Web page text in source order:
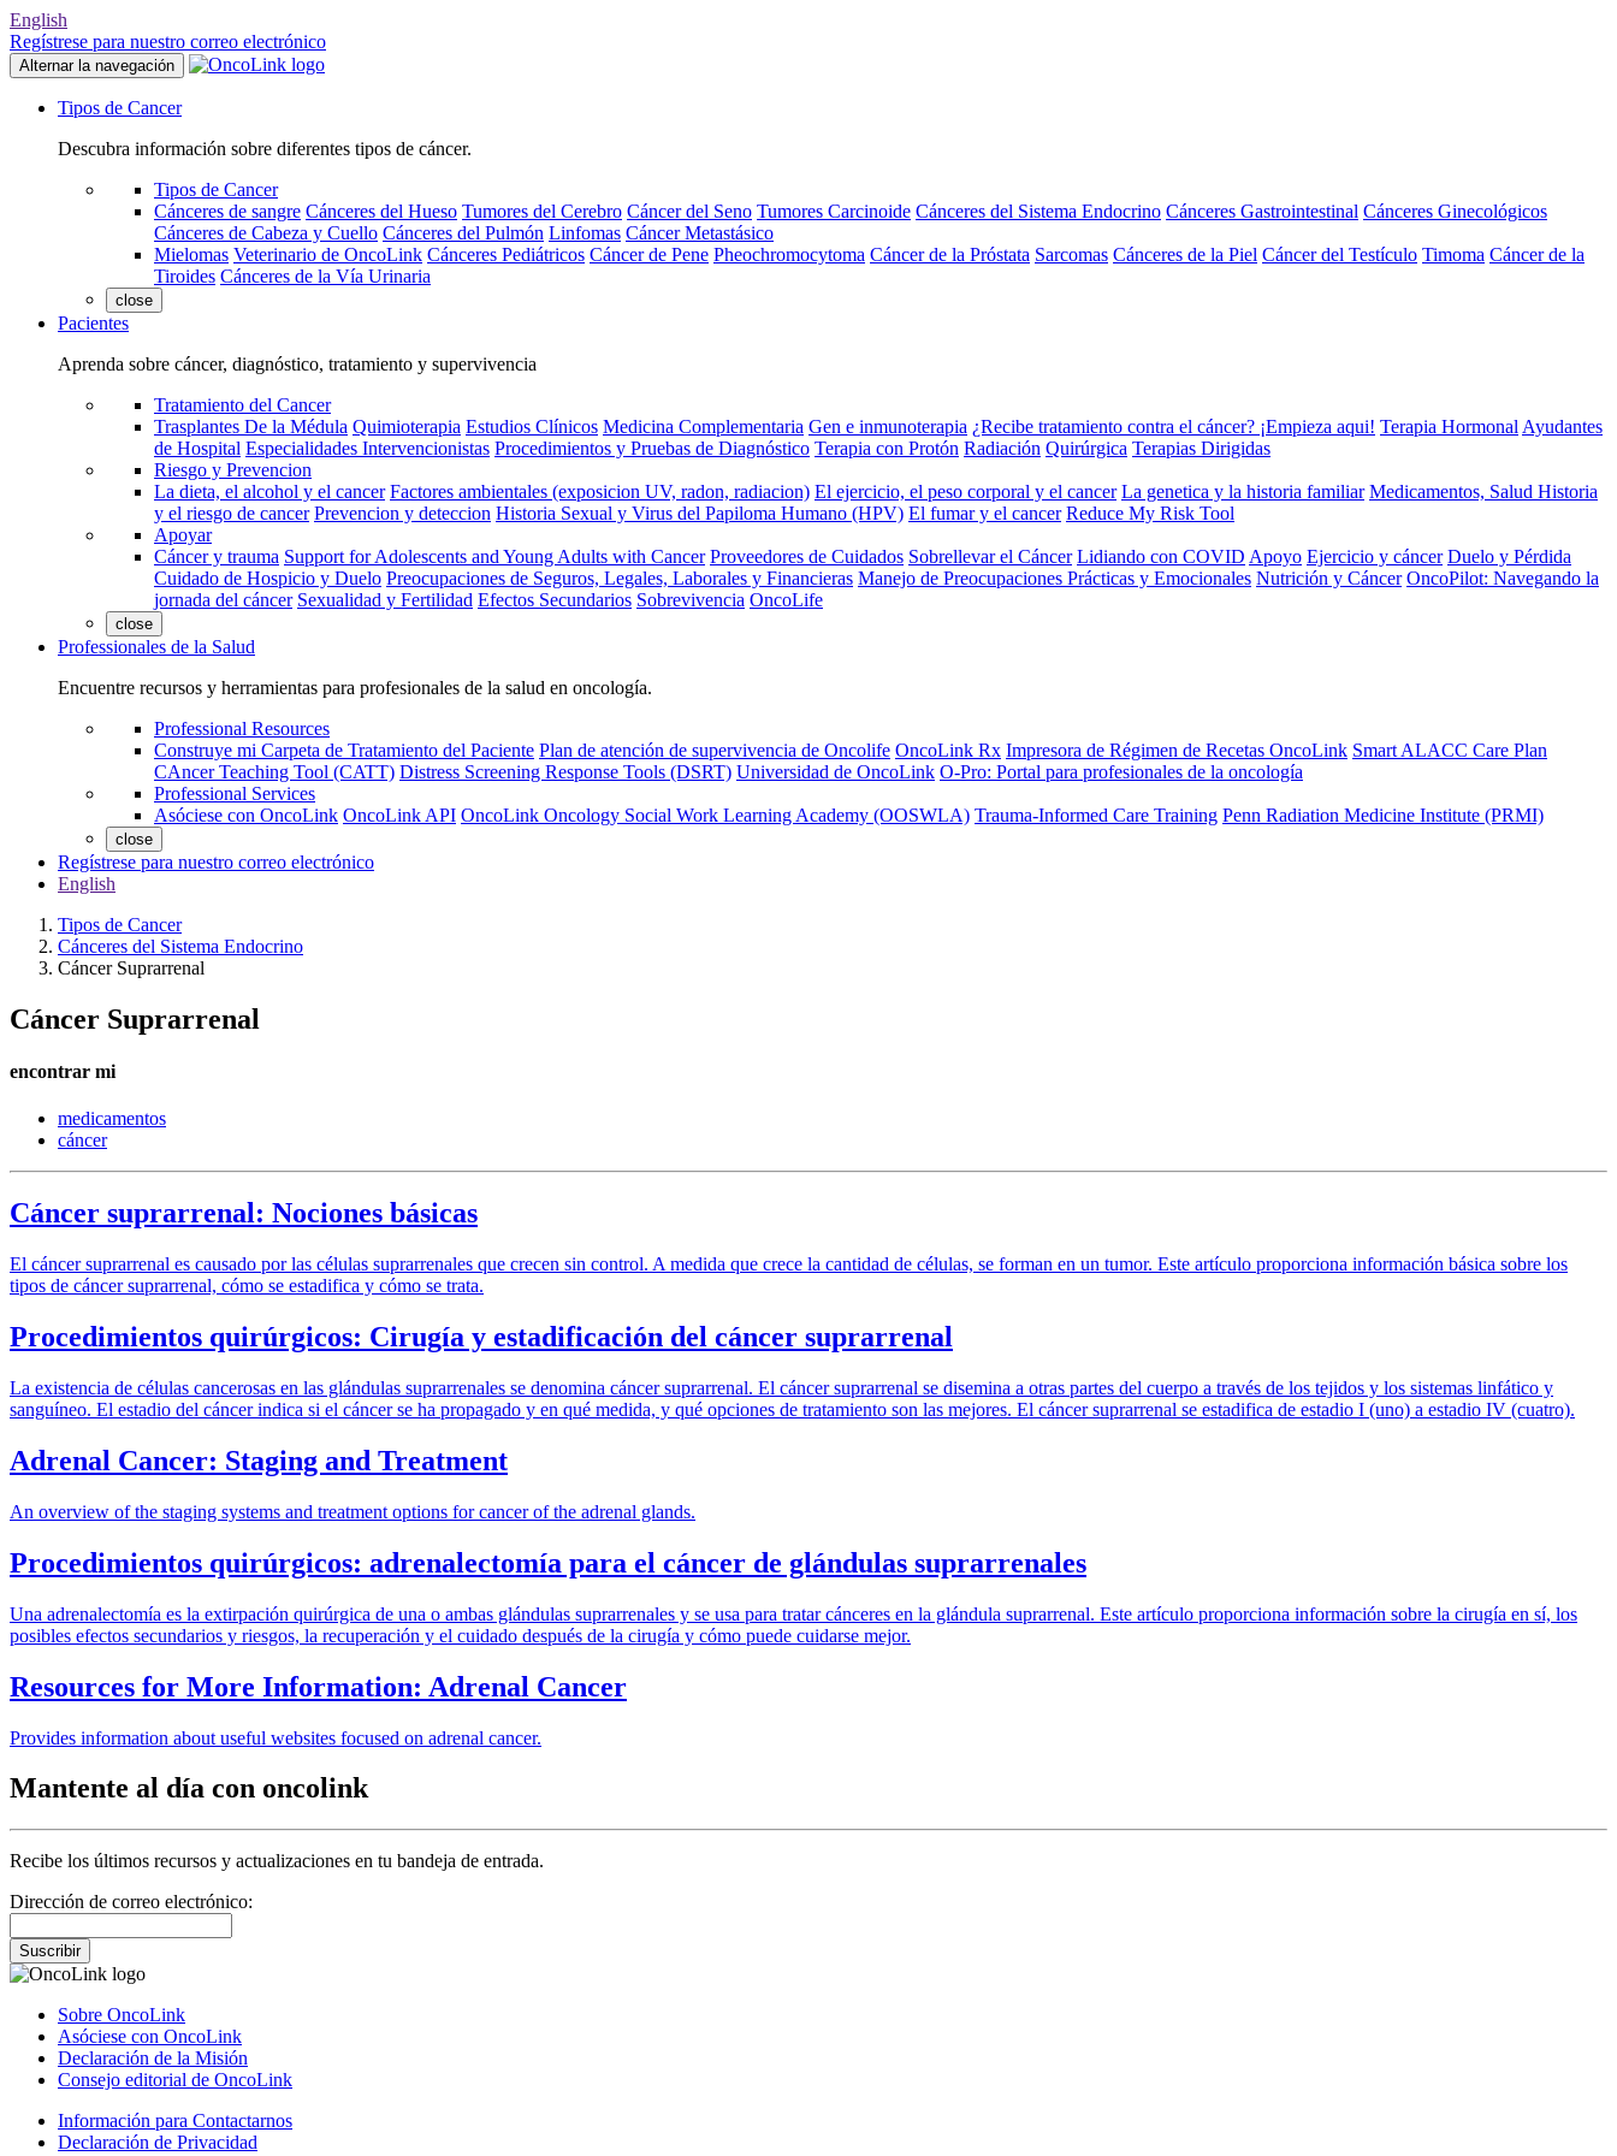
English
Regístrese para nuestro correo electrónico
Alternar la navegación
Tipos de Cancer
Descubra información sobre diferentes tipos de cáncer.
Tipos de Cancer
Cánceres de sangre Cánceres del Hueso Tumores del Cerebro Cáncer del Seno Tumores Carcinoide Cánceres del Sistema Endocrino Cánceres Gastrointestinal Cánceres Ginecológicos
Cánceres de Cabeza y Cuello Cánceres del Pulmón Linfomas Cáncer Metastásico
Mielomas Veterinario de OncoLink Cánceres Pediátricos Cáncer de Pene Pheochromocytoma Cáncer de la Próstata Sarcomas Cánceres de la Piel Cáncer del Testículo Timoma Cáncer de la
Tiroides Cánceres de la Vía Urinaria
close
Pacientes
Aprenda sobre cáncer, diagnóstico, tratamiento y supervivencia
Tratamiento del Cancer
Trasplantes De la Médula Quimioterapia Estudios Clínicos Medicina Complementaria Gen e inmunoterapia ¿Recibe tratamiento contra el cáncer? ¡Empieza aqui! Terapia Hormonal Ayudantes
de Hospital Especialidades Intervencionistas Procedimientos y Pruebas de Diagnóstico Terapia con Protón Radiación Quirúrgica Terapias Dirigidas
Riesgo y Prevencion
La dieta, el alcohol y el cancer Factores ambientales (exposicion UV, radon, radiacion) El ejercicio, el peso corporal y el cancer La genetica y la historia familiar Medicamentos, Salud Historia
y el riesgo de cancer Prevencion y deteccion Historia Sexual y Virus del Papiloma Humano (HPV) El fumar y el cancer Reduce My Risk Tool
Apoyar
Cáncer y trauma Support for Adolescents and Young Adults with Cancer Proveedores de Cuidados Sobrellevar el Cáncer Lidiando con COVID Apoyo Ejercicio y cáncer Duelo y Pérdida
Cuidado de Hospicio y Duelo Preocupaciones de Seguros, Legales, Laborales y Financieras Manejo de Preocupaciones Prácticas y Emocionales Nutrición y Cáncer OncoPilot: Navegando la
jornada del cáncer Sexualidad y Fertilidad Efectos Secundarios Sobrevivencia OncoLife
close
Professionales de la Salud
Encuentre recursos y herramientas para profesionales de la salud en oncología.
Professional Resources
Construye mi Carpeta de Tratamiento del Paciente Plan de atención de supervivencia de Oncolife OncoLink Rx Impresora de Régimen de Recetas OncoLink Smart ALACC Care Plan
CAncer Teaching Tool (CATT) Distress Screening Response Tools (DSRT) Universidad de OncoLink O-Pro: Portal para profesionales de la oncología
Professional Services
Asóciese con OncoLink OncoLink API OncoLink Oncology Social Work Learning Academy (OOSWLA) Trauma-Informed Care Training Penn Radiation Medicine Institute (PRMI)
close
Regístrese para nuestro correo electrónico
English
Tipos de Cancer
Cánceres del Sistema Endocrino
Cáncer Suprarrenal
Cáncer Suprarrenal
encontrar mi
medicamentos
cáncer
Cáncer suprarrenal: Nociones básicas
El cáncer suprarrenal es causado por las células suprarrenales que crecen sin control. A medida que crece la cantidad de células, se forman en un tumor. Este artículo proporciona información básica sobre los
tipos de cáncer suprarrenal, cómo se estadifica y cómo se trata.
Procedimientos quirúrgicos: Cirugía y estadificación del cáncer suprarrenal
La existencia de células cancerosas en las glándulas suprarrenales se denomina cáncer suprarrenal. El cáncer suprarrenal se disemina a otras partes del cuerpo a través de los tejidos y los sistemas linfático y
sanguíneo. El estadio del cáncer indica si el cáncer se ha propagado y en qué medida, y qué opciones de tratamiento son las mejores. El cáncer suprarrenal se estadifica de estadio I (uno) a estadio IV (cuatro).
Adrenal Cancer: Staging and Treatment
An overview of the staging systems and treatment options for cancer of the adrenal glands.
Procedimientos quirúrgicos: adrenalectomía para el cáncer de glándulas suprarrenales
Una adrenalectomía es la extirpación quirúrgica de una o ambas glándulas suprarrenales y se usa para tratar cánceres en la glándula suprarrenal. Este artículo proporciona información sobre la cirugía en sí, los
posibles efectos secundarios y riesgos, la recuperación y el cuidado después de la cirugía y cómo puede cuidarse mejor.
Resources for More Information: Adrenal Cancer
Provides information about useful websites focused on adrenal cancer.
Mantente al día con oncolink
Recibe los últimos recursos y actualizaciones en tu bandeja de entrada.
Dirección de correo electrónico:
Suscribir
Sobre OncoLink
Asóciese con OncoLink
Declaración de la Misión
Consejo editorial de OncoLink
Información para Contactarnos
Declaración de Privacidad